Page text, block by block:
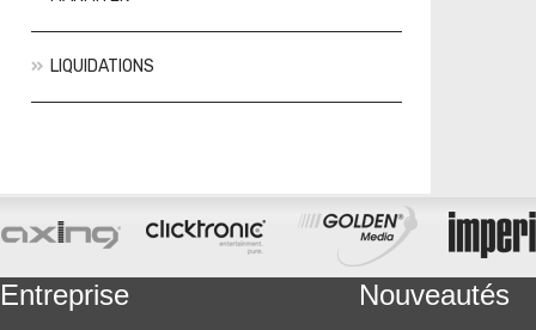
LIQUIDATIONS
Entreprise Nouveautés